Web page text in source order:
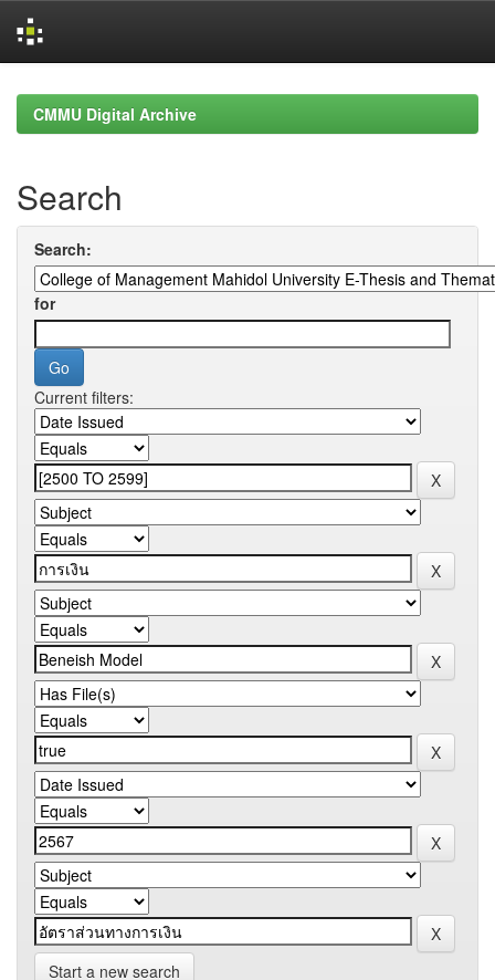
navigationCMMU Digital Archive
Search
Search:
for
Current filters:
Start a new search